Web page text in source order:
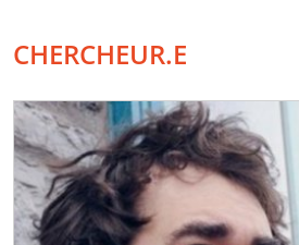
CHERCHEUR.E